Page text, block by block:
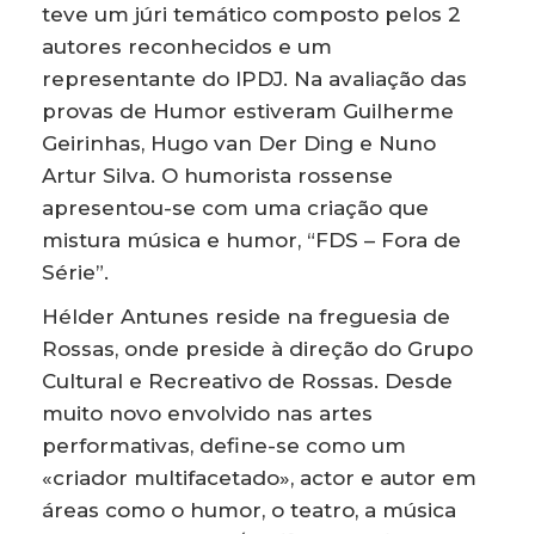
teve um júri temático composto pelos 2
autores reconhecidos e um
representante do IPDJ. Na avaliação das
provas de Humor estiveram Guilherme
Geirinhas, Hugo van Der Ding e Nuno
Artur Silva. O humorista rossense
apresentou-se com uma criação que
mistura música e humor, “FDS – Fora de
Série”.
Hélder Antunes reside na freguesia de
Rossas, onde preside à direção do Grupo
Cultural e Recreativo de Rossas. Desde
muito novo envolvido nas artes
performativas, define-se como um
«criador multifacetado», actor e autor em
áreas como o humor, o teatro, a música